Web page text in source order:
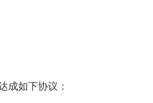
成如下协议：